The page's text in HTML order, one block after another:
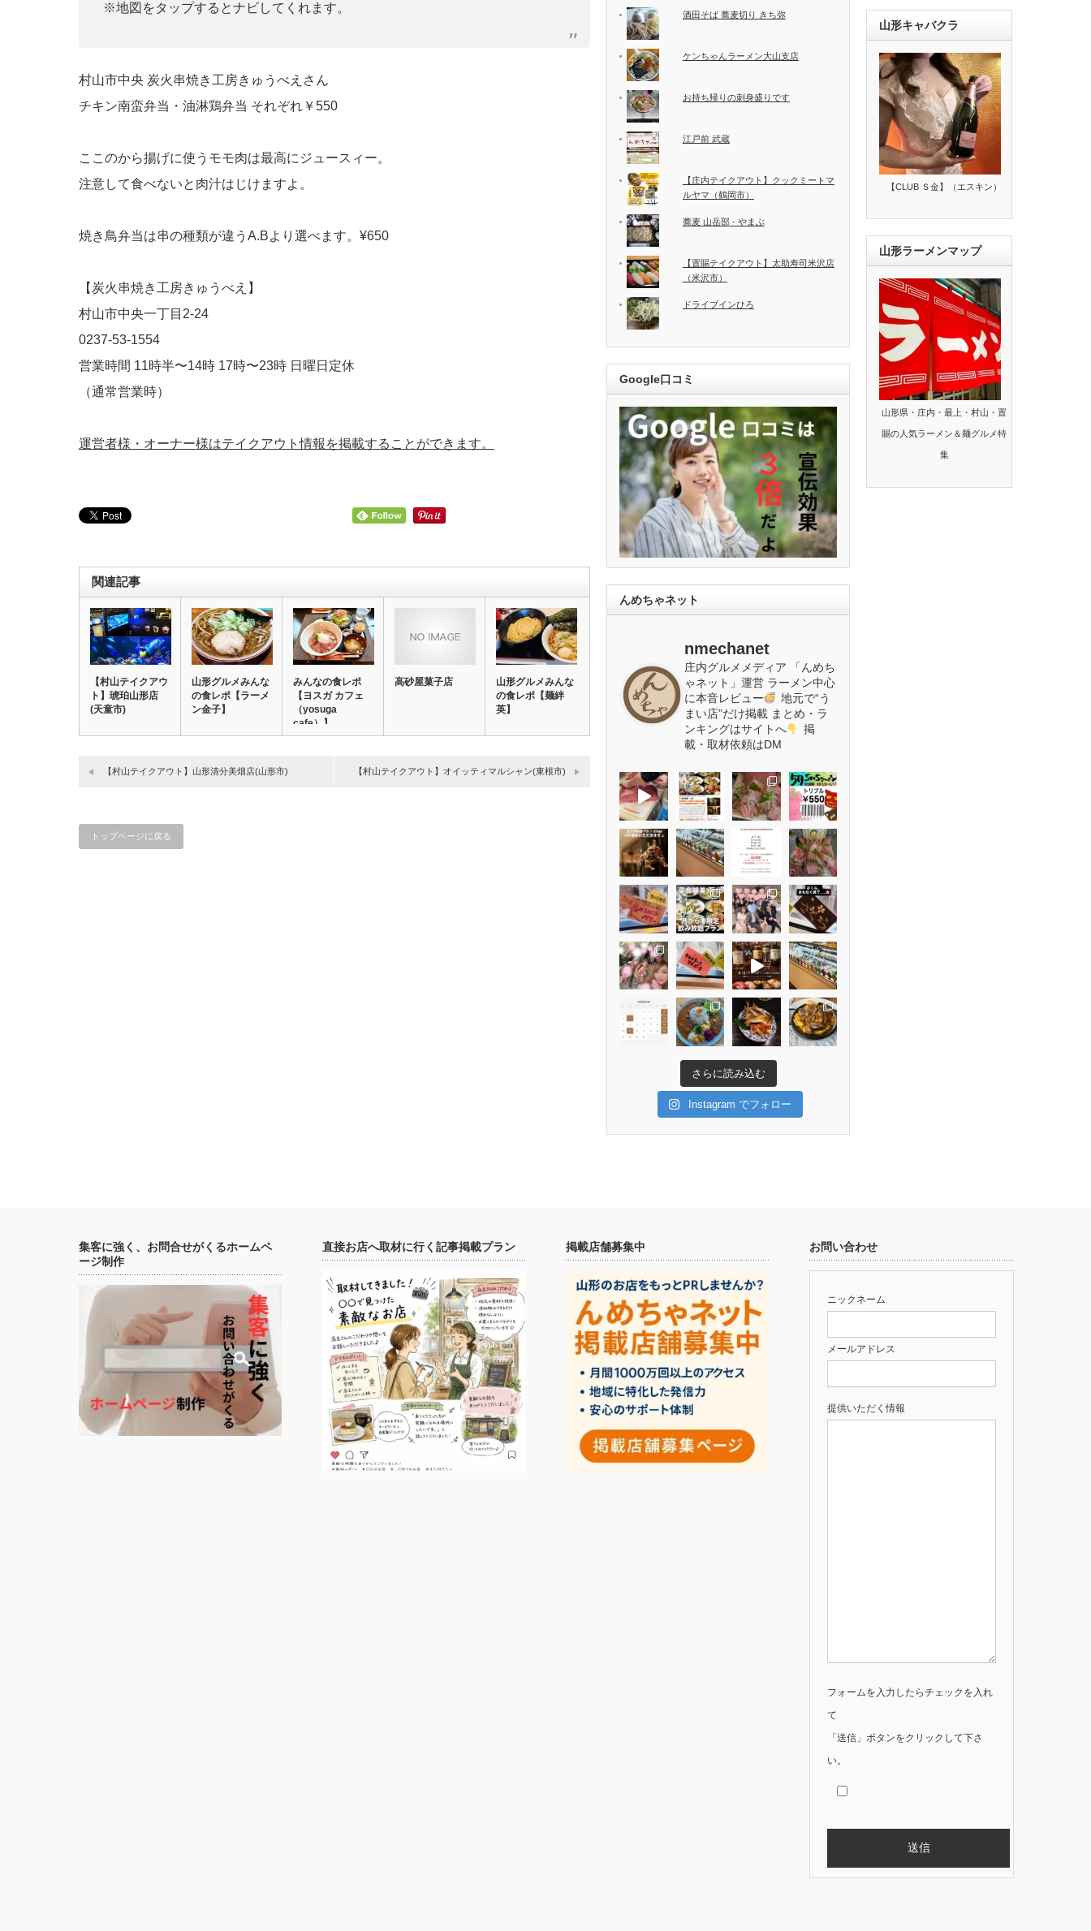
※地図をタップするとナビしてくれます。
村山市中央 炭火串焼き工房きゅうべえさん
チキン南蛮弁当・油淋鶏弁当 それぞれ￥550
ここのから揚げに使うモモ肉は最高にジュースィー。
注意して食べないと肉汁はじけますよ。
焼き鳥弁当は串の種類が違うA.Bより選べます。¥650
【炭火串焼き工房きゅうべえ】
村山市中央一丁目2-24
0237-53-1554
営業時間 11時半〜14時 17時〜23時 日曜日定休
（通常営業時）
運営者様・オーナー様はテイクアウト情報を掲載することができます。
関連記事
【村山テイクアウ
ト】琥珀山形店
(天童市)
山形グルメみんな
の食レポ【ラーメ
ン金子】
みんなの食レポ
【ヨスガ カフェ
（yosuga
cafe）】
高砂屋菓子店
山形グルメみんな
の食レポ【麺絆
英】
【村山テイクアウト】山形清分美畑店(山形市) 【村山テイクアウト】オイッティマルシャン(東根市)
トップページに戻る
酒田そば 蕎麦切り きち弥
ケンちゃんラーメン大山支店
お持ち帰りの刺身盛りです
江戸前 武蔵
【庄内テイクアウト】クックミートマ
ルヤマ（鶴岡市）
蕎麦 山岳部 - やまぶ
【置賜テイクアウト】太助寿司米沢店
（米沢市）
ドライブインひろ
Google口コミ
んめちゃネット
nmechanet
庄内グルメメディア 「んめち
ゃネット」運営 ラーメン中心
に本音レビュー
地元で“う
まい店”だけ掲載 まとめ・ラ
ンキングはサイトへ
掲
載・取材依頼はDM
さらに読み込む
Instagram でフォロー
山形キャバクラ
【CLUB Ｓ金】（エスキン）
山形ラーメンマップ
山形県・庄内・最上・村山・置
賜の人気ラーメン＆麺グルメ特
集
集客に強く、お問合せがくるホームペ
ージ制作
直接お店へ取材に行く記事掲載プラン 掲載店舗募集中 お問い合わせ
ニックネーム
メールアドレス
提供いただく情報
フォームを入力したらチェックを入れ
て
「送信」ボタンをクリックして下さ
い。